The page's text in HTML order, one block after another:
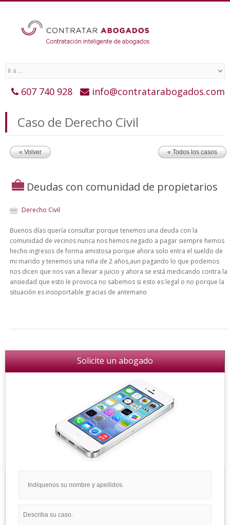
607 740 928 info@contratarabogados.com
Caso de Derecho Civil
« Volver « Todos los casos
Deudas con comunidad de propietarios
Derecho Civil
Buenos días quería consultar porque tenemos una deuda con la
comunidad de vecinos nunca nos hemos negado a pagar siempre hemos
hecho ingresos de forma amistosa porque ahora solo entra el sueldo de
mi marido y tenemos una niña de 2 años,aun pagando lo que podemos
nos dicen que nos van a llevar a juicio y ahora se está medicando contra la
ansiedad que esto le provoca no sabemos si esto es legal o no porque la
situación es insoportable gracias de antemano
Solicite un abogado